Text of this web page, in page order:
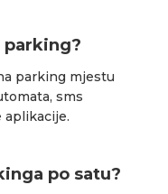
parking mjestu
sms
po satu?